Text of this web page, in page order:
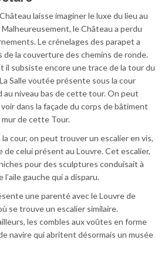
laisse imaginer le luxe du lieu au
Malheureusement, le Château a perdu
Le crénelages des parapet a
de la couverture des chemins de ronde.
il subsiste encore une trace de la tour du
Salle voutée présente sous la cour
au niveau bas de cette tour. On peut
dans la façade du corps de bâtiment
de cette Tour.
cour, on peut trouver un escalier en vis,
de celui présent au Louvre. Cet escalier,
pour des sculptures conduisait à
l’aile gauche qui a disparu.
une parenté avec le Louvre de
se trouve un escalier similaire.
les combles aux voûtes en forme
navire qui abritent désormais un musée